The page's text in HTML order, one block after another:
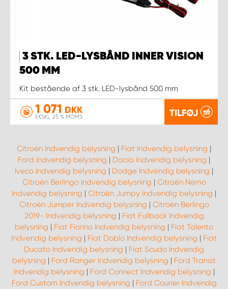
3 STK. LED-LYSBÅND INNER VISION
500 MM
Kit bestående af 3 stk. LED-lysbånd 500 mm
1 071 DKK
EKSKL. 25 % MOMS TILFØJ
Citroën Indvendig belysning | Fiat Indvendig belysning |
Ford Indvendig belysning | Dacia Indvendig belysning |
Iveco Indvendig belysning | Dodge Indvendig belysning |
Citroën Berlingo Indvendig belysning | Citroën Nemo
Indvendig belysning | Citroën Jumpy Indvendig belysning |
Citroën Jumper Indvendig belysning | Citroën Berlingo
2019- Indvendig belysning | Fiat Fullback Indvendig
belysning | Fiat Fiorino Indvendig belysning | Fiat Talento
Indvendig belysning | Fiat Doblo Indvendig belysning | Fiat
Ducato Indvendig belysning | Fiat Scudo Indvendig
belysning | Ford Ranger Indvendig belysning | Ford Transit
Indvendig belysning | Ford Connect Indvendig belysning |
Ford Custom Indvendig belysning | Ford Courier Indvendig